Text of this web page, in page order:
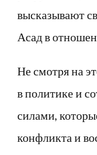
высказывают
Асад в
Не смотря на
в политике и
силами,
конфликта и